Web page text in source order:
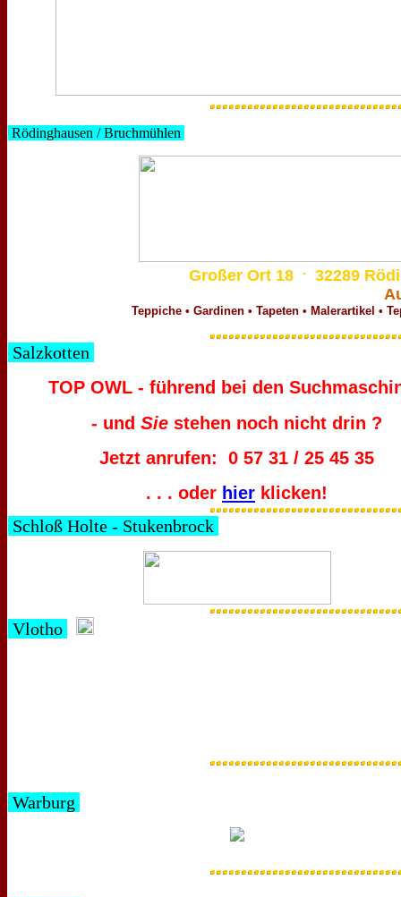
Rödinghausen / Bruchmühlen
Großer Ort 18 . 32289
Teppiche • Gardinen • Tapeten • Malerartikel •
Salzkotten
TOP OWL - führend bei den
- und Sie stehen noch nicht drin ?
Jetzt anrufen: 0 57 31 / 25 45 35
. . . oder hier klicken!
Schloß Holte - Stukenbrock
Vlotho
Warburg